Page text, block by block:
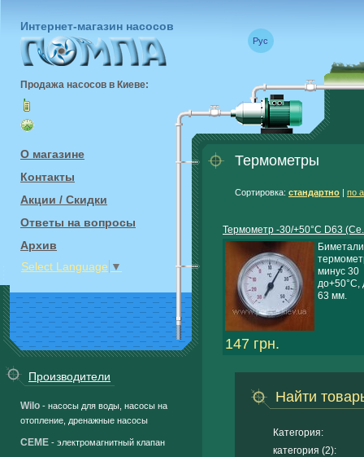
Интернет-магазин насосов
Продажа насосов в Киеве:
О магазине
Контакты
Акции / Скидки
Ответы на вопросы
Архив
Select Language ▼
Производители
Wilo - насосы для воды, насосы на
отопление, дренажные насосы
CEME - электромагнитный клапан
Рус
Термометры
Сортировка: стандартно | по
Термометр -30/+50°C D63
минус 30
до+50°C,
63 мм.
147 грн.
Найти
Категория:
категория (2):